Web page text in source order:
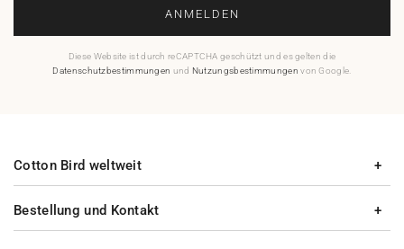
ANMELDEN
Diese Website ist durch reCAPTCHA geschützt und es gelten die
Datenschutzbestimmungen und Nutzungsbestimmungen von Google.
Bestellung und Kontakt
Cotton Bird weltweit